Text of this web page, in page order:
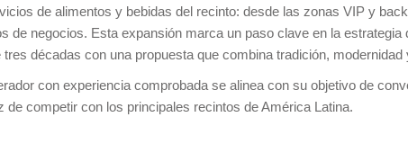
de alimentos y bebidas del recinto: desde las zonas VIP y
de negocios. Esta expansión marca un paso clave en la
décadas con una propuesta que combina tradición, modernidad
con experiencia comprobada se alinea con su objetivo de
competir con los principales recintos de América Latina.